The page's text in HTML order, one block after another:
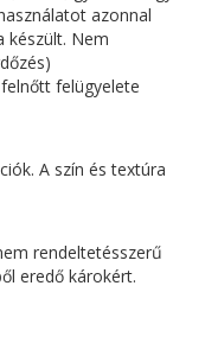
azonnal
készült. Nem
felügyelete
A szín és textúra
rendeltetésszerű
eredő károkért.